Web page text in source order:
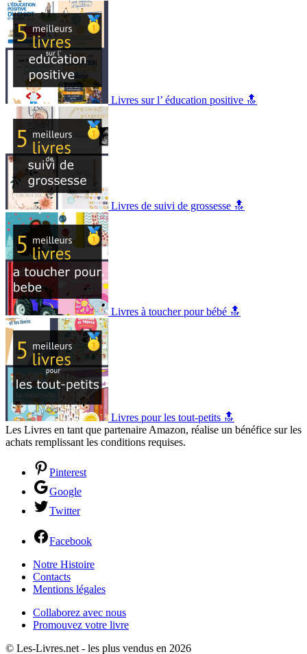
Livres sur l’ éducation positive 🔝
Livres de suivi de grossesse 🔝
Livres à toucher pour bébé 🔝
Livres pour les tout-petits 🔝
Les Livres en tant que partenaire Amazon, réalise un bénéfice sur les
achats remplissant les conditions requises.
Pinterest
Google
Twitter
Facebook
Notre Histoire
Contacts
Mentions légales
Collaborez avec nous
Promouvez votre livre
© Les-Livres.net - les plus vendus en 2026